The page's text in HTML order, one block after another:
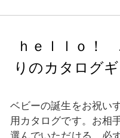
ｈｅｌｌｏ！
りのカタログ
ベビーの誕生をお祝い
用カタログです。お相